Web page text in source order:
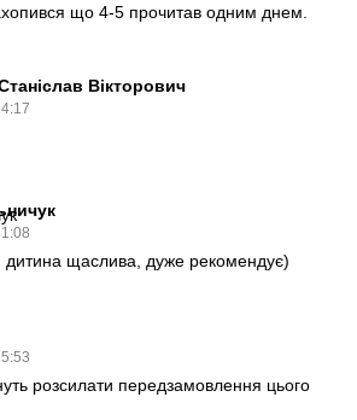
що 4-5 прочитав одним днем.
Вікторович
дитина щаслива, дуже рекомендує)
розсилати передзамовлення цього